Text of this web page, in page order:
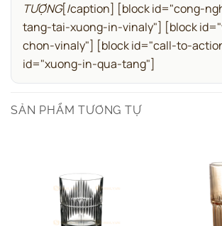
TƯỢNG[/caption] [block id="cong-
tang-tai-xuong-in-vinaly"] [block
chon-vinaly"] [block id="call-to-
id="xuong-in-qua-tang"]
SẢN PHẨM TƯƠNG TỰ